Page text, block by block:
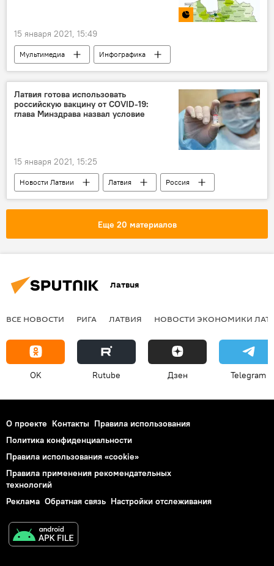
15 января 2021, 15:49
Мультимедиа
Инфографика
Административно-территориальная реформа: оптимизация или дискриминация
самоуправления
Латвия готова использовать
российскую вакцину от COVID-19:
глава Минздрава назвал условие
15 января 2021, 15:25
Новости Латвии Латвия
Россия
вакцина
Еще 20 материалов
Латвия
ВСЕ НОВОСТИ РИГА ЛАТВИЯ НОВОСТИ ЭКОНОМИКИ
OK Rutube Дзен Telegram
О проекте Контакты Правила использования
Политика конфиденциальности
Правила использования «cookie»
Правила применения рекомендательных
технологий
Реклама Обратная связь Настройки отслеживания